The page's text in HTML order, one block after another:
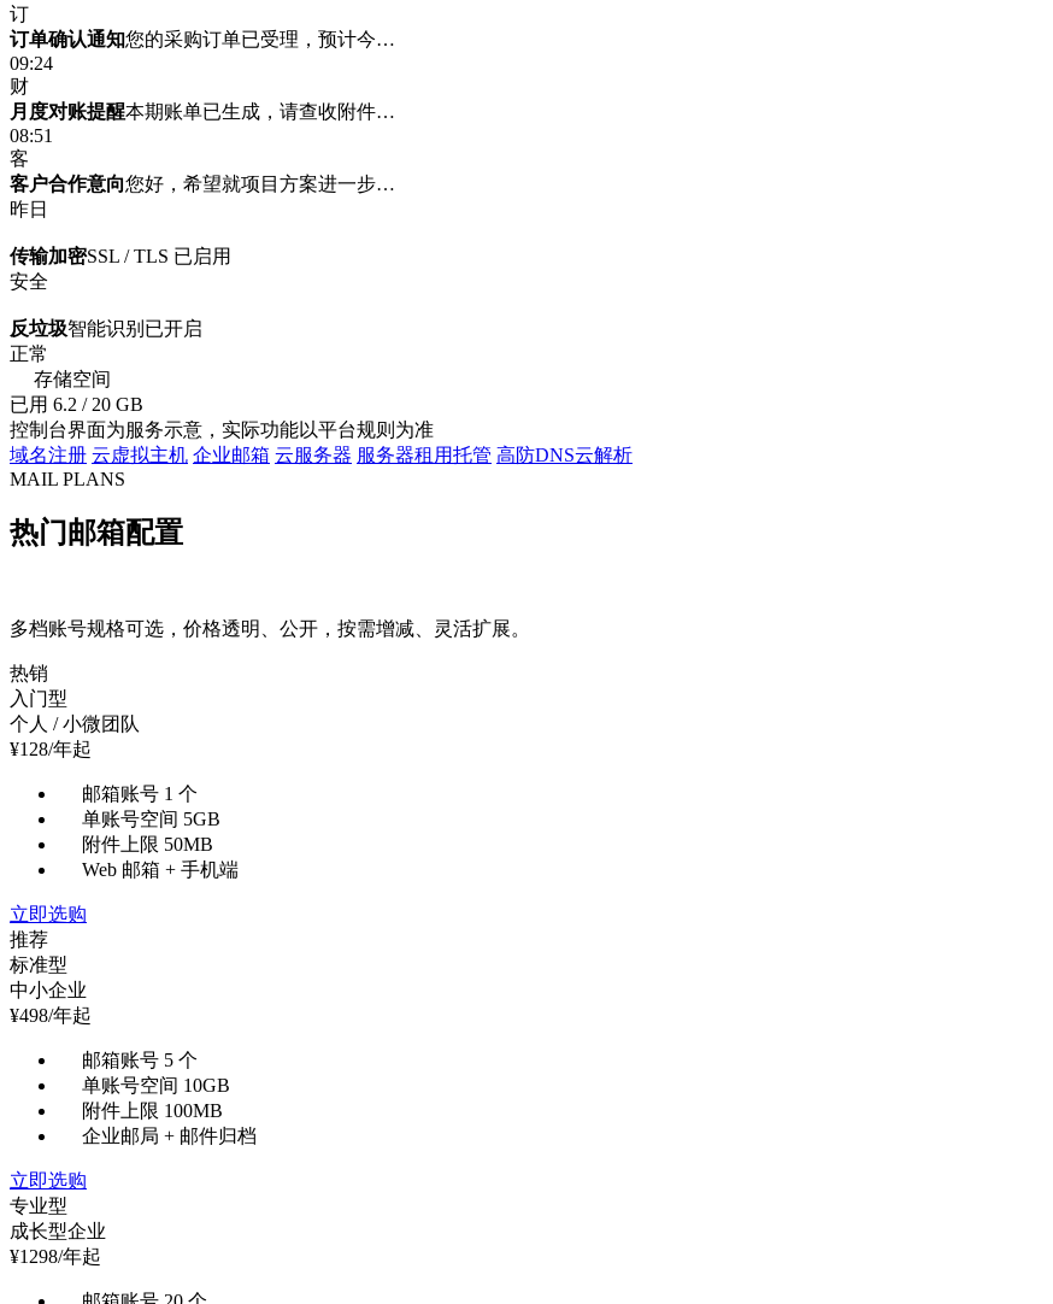
订
订单确认通知您的采购订单已受理，预计今…
09:24
财
月度对账提醒本期账单已生成，请查收附件…
08:51
客
客户合作意向您好，希望就项目方案进一步…
昨日
传输加密SSL / TLS 已启用
安全
反垃圾智能识别已开启
正常
存储空间
已用 6.2 / 20 GB
控制台界面为服务示意，实际功能以平台规则为准
域名注册 云虚拟主机 企业邮箱 云服务器 服务器租用托管 高防DNS云解析
MAIL PLANS
热门邮箱配置
多档账号规格可选，价格透明、公开，按需增减、灵活扩展。
热销
入门型
个人 / 小微团队
¥128/年起
邮箱账号 1 个
单账号空间 5GB
附件上限 50MB
Web 邮箱 + 手机端
立即选购
推荐
标准型
中小企业
¥498/年起
邮箱账号 5 个
单账号空间 10GB
附件上限 100MB
企业邮局 + 邮件归档
立即选购
专业型
成长型企业
¥1298/年起